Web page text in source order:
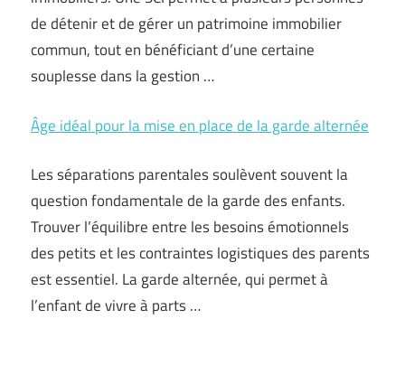
de détenir et de gérer un patrimoine immobilier
commun, tout en bénéficiant d’une certaine
souplesse dans la gestion …
Âge idéal pour la mise en place de la garde alternée
Les séparations parentales soulèvent souvent la
question fondamentale de la garde des enfants.
Trouver l’équilibre entre les besoins émotionnels
des petits et les contraintes logistiques des parents
est essentiel. La garde alternée, qui permet à
l’enfant de vivre à parts …